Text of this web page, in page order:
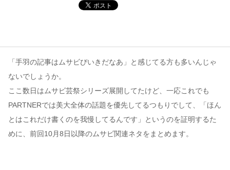
「手羽の記事はムサビびいきだなあ」と感じてる方も多いんじゃ
ないでしょうか。
ここ数日はムサビ芸祭シリーズ展開してたけど、一応これでも
PARTNERでは美大全体の話題を優先してるつもりでして、「ほん
とはこれだけ書くのを我慢してるんです」というのを証明するた
めに、前回10月8日以降のムサビ関連ネタをまとめます。
コンテンツ
このサイトについて